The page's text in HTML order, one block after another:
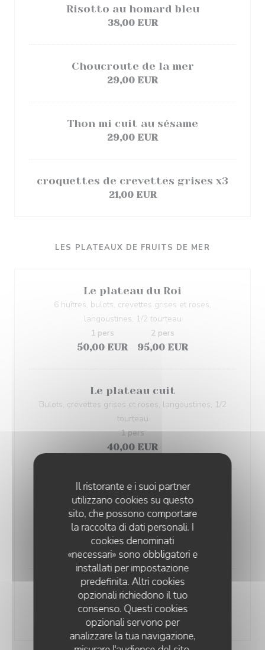
Il ristorante e i suoi partner
utilizzano cookies su questo
sito, che possono comportare
la raccolta di dati personali. I
cookies denominati
«necessari» sono obbligatori e
installati per impostazione
predefinita. Altri cookies
opzionali richiedono il tuo
consenso. Questi cookies
opzionali servono per
analizzare la tua navigazione,
Risotto au homard bleu
38,00 EUR
Choucroute de la mer
29,00 EUR
Thon mi cuit au sésame
29,00 EUR
croquettes de crevettes grises x3
21,00 EUR
LES PLATEAUX DE FRUITS DE MER
Le plateau du Roi
6 huîtres, bulots, crevettes grises et roses,
langoustines, 1/2 tourteau
50,00 EUR
1 pers
95,00 EUR
2 pers
Le plateau cuit
Bulots, crevettes grises et roses, langoustines, 1/2
tourteau
40,00 EUR
1 pers
Le plateau royal
6 huîtres, bulots, crevettes roses et grises,
langoustines, 1/2 homard bleu
61,00 EUR
1 pers
112,00 EUR
2 pers
Huîtres Normandes N°3
15,50 EUR
Les 6
23,00 EUR
Les 9
29,00 EUR
Les 12